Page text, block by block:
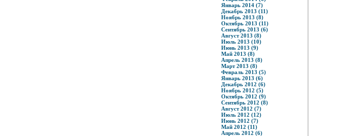
Январь 2014 (7)
Декабрь 2013 (11)
Ноябрь 2013 (8)
Октябрь 2013 (11)
Сентябрь 2013 (6)
Август 2013 (8)
Июль 2013 (10)
Июнь 2013 (9)
Май 2013 (8)
Апрель 2013 (8)
Март 2013 (8)
Февраль 2013 (5)
Январь 2013 (6)
Декабрь 2012 (6)
Ноябрь 2012 (5)
Октябрь 2012 (9)
Сентябрь 2012 (8)
Август 2012 (7)
Июль 2012 (12)
Июнь 2012 (7)
Май 2012 (11)
Апрель 2012 (6)